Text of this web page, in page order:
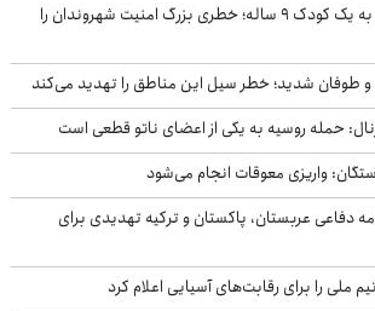
حمله سگ‌های ولگرد به یک کودک ۹ ساله؛ خطری بزرگ امنیت شهروندان را
و طوفان شدید؛ خطر سیل این مناطق را تهدید می‌کند
حمله روسیه به یکی از اعضای ناتو قطعی است
واریزی معوقات انجام می‌شود
دفاعی عربستان، پاکستان و ترکیه تهدیدی برای
ملی را برای رقابت‌های آسیایی اعلام کرد